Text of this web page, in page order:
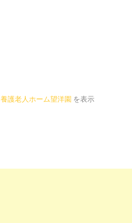
養護老人ホーム望洋園 を表示